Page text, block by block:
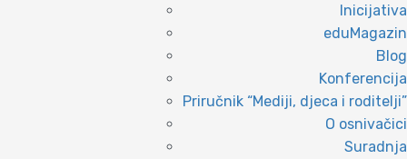
Inicijativa
eduMagazin
Blog
Konferencija
Priručnik “Mediji, djeca i roditelji”
O osnivačici
Suradnja